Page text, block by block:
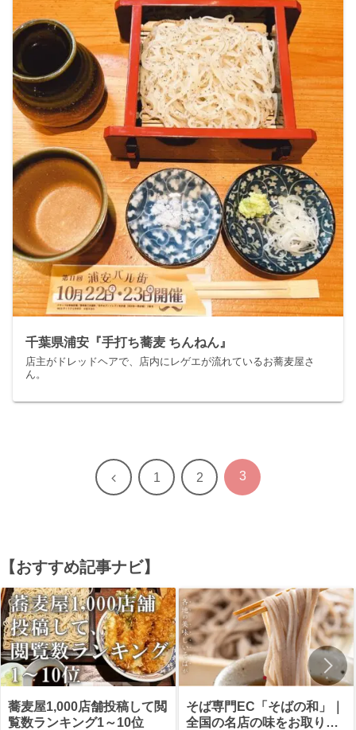
千葉県浦安『手打ち蕎麦 ちんねん』
店主がドレッドヘアで、店内にレゲエが流れているお蕎麦屋さ
ん。
前 1 2 3
【おすすめ記事ナビ】
蕎麦屋1,000店舗投稿して閲
覧数ランキング1～10位
そば専門EC「そばの和」｜
全国の名店の味をお取り寄